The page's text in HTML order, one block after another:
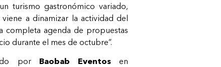
turismo gastronómico variado,
a dinamizar la actividad del
completa agenda de propuestas
durante el mes de octubre”.
por Baobab Eventos en